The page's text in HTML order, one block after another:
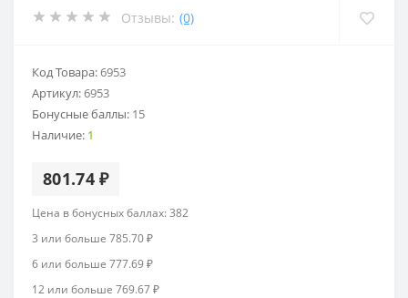
Отзывы: (0)
Код Товара:6953
Артикул:6953
Бонусные баллы: 15
Наличие: 1
801.74 ₽
Цена в бонусных баллах: 382
3 или больше 785.70 ₽
6 или больше 777.69 ₽
12 или больше 769.67 ₽